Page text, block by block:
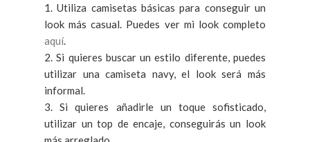
1. Utiliza camisetas básicas para conseguir un
look más casual. Puedes ver mi look completo
aquí.
2. Si quieres buscar un estilo diferente, puedes
utilizar una camiseta navy, el look será más
informal.
3. Si quieres añadirle un toque sofisticado,
utilizar un top de encaje, conseguirás un look